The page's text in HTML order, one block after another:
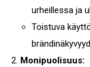
urheillessa ja
Toistuva
Monipuolisuus: